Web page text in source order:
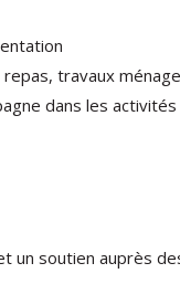
travaux
dans les
un soutien auprès